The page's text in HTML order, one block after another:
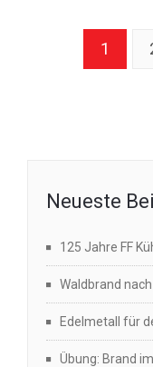
1
Neueste
125 Jahre FF
Waldbrand
Edelmetall für
Übung: Brand